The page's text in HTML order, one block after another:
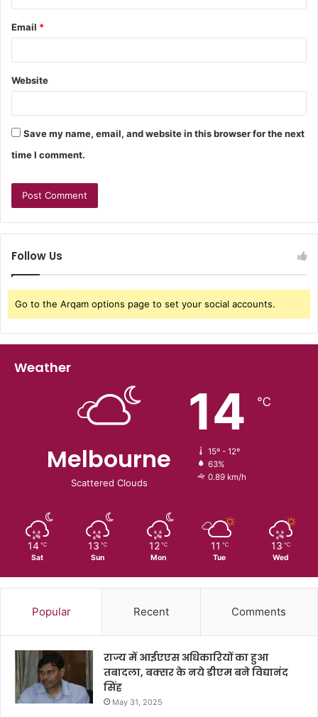
Email *
Website
Save my name, email, and website in this browser for the next
time I comment.
Follow Us
Go to the Arqam options page to set your social accounts.
Weather
Melbourne
Scattered Clouds
14 ℃
15º - 12º
63%
0.89 km/h
14 ℃
Sat
13 ℃
Sun
12 ℃
Mon
11 ℃
Tue
13 ℃
Wed
Popular Recent Comments
राज्य में आईएएस अधिकारियों का हुआ
तबादला, बक्सर के नये डीएम बने विद्यानंद
सिंह
May 31, 2025